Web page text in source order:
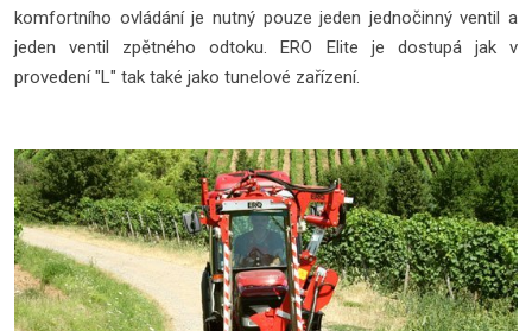
komfortního ovládání je nutný pouze jeden jednočinný ventil a
jeden ventil zpětného odtoku. ERO Elite je dostupá jak v
provedení "L" tak také jako tunelové zařízení.